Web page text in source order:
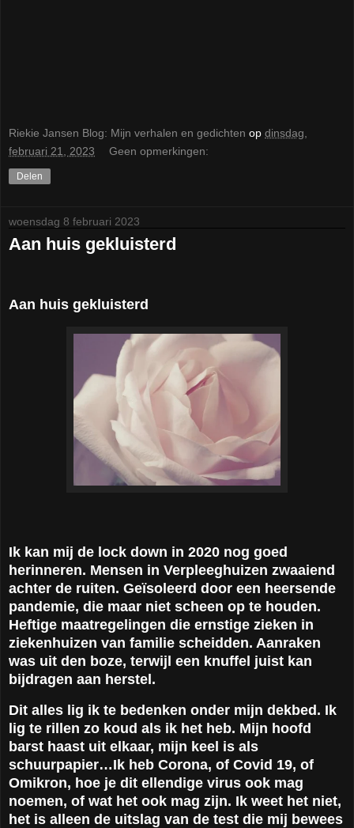
Riekie Jansen Blog: Mijn verhalen en gedichten op dinsdag,
februari 21, 2023
Geen opmerkingen:
Delen
woensdag 8 februari 2023
Aan huis gekluisterd
Aan huis gekluisterd
Ik kan mij de lock down in 2020 nog goed
herinneren. Mensen in Verpleeghuizen zwaaiend
achter de ruiten. Geïsoleerd door een heersende
pandemie, die maar niet scheen op te houden.
Heftige maatregelingen die ernstige zieken in
ziekenhuizen van familie scheidden. Aanraken
was uit den boze, terwijl een knuffel juist kan
bijdragen aan herstel.
Dit alles lig ik te bedenken onder mijn dekbed. Ik
lig te rillen zo koud als ik het heb. Mijn hoofd
barst haast uit elkaar, mijn keel is als
schuurpapier…Ik heb Corona, of Covid 19, of
Omikron, hoe je dit ellendige virus ook mag
noemen, of wat het ook mag zijn. Ik weet het niet,
het is alleen de uitslag van de test die mij bewees